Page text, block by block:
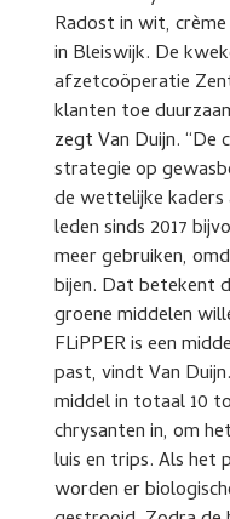
Radost in wit,
in Bleiswijk. De
afzetcoöperatie
klanten toe
zegt Van Duijn. “De
strategie op
de wettelijke
leden sinds 2017
meer gebruiken,
bijen. Dat betekent
groene middelen
FLiPPER is een
past, vindt Van
middel in totaal 10
chrysanten in, om
luis en trips. Als het
worden er